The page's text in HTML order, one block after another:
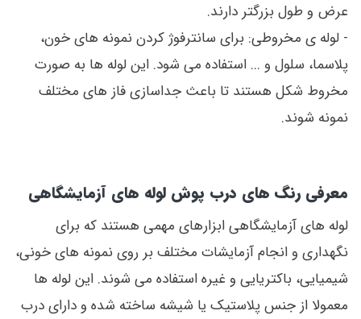
عرض و طول بزرگتر دارند.
- لوله ی مخروطی: برای سانترفوژ کردن نمونه های خون،
پلاسما، سلول و ... استفاده می شود. این لوله ها به صورت
مخروط شکل هستند تا باعث جداسازی فاز های مختلف
نمونه شوند.
معرفی رنگ های درب پوش لوله های آزمایشگاهی
لوله های آزمایشگاهی ابزارهای مهمی هستند که برای
نگهداری و انجام آزمایشات مختلف بر روی نمونه های خونی،
شیمیایی، باکتریایی و غیره استفاده می شوند. این لوله ها
معمولا از جنس پلاستیک یا شیشه ساخته شده و دارای درب